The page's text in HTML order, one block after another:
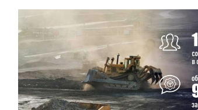
Смотреть проект